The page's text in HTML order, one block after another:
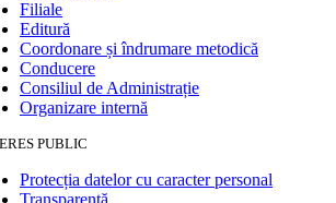
Filiale
Editură
Coordonare și îndrumare metodică
Conducere
Consiliul de Administrație
Organizare internă
PUBLIC
Protecția datelor cu caracter personal
Transparență